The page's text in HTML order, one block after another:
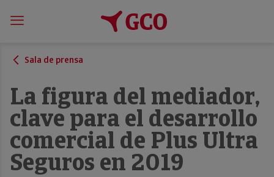
Sala de prensa
La figura del mediador,
clave para el desarrollo
comercial de Plus Ultra
Seguros en 2019